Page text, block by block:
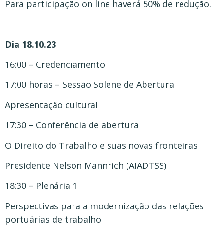
Para participação on line haverá 50% de redução.
Dia 18.10.23
16:00 – Credenciamento
17:00 horas – Sessão Solene de Abertura
Apresentação cultural
17:30 – Conferência de abertura
O Direito do Trabalho e suas novas fronteiras
Presidente Nelson Mannrich (AIADTSS)
18:30 – Plenária 1
Perspectivas para a modernização das relações
portuárias de trabalho